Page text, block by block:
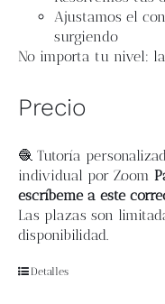
Ajustamos el
surgiendo
No importa tu nivel:
Precio
🧶 Tutoría
individual por Zoom
escríbeme a este
Las plazas son
disponibilidad.
Detalles